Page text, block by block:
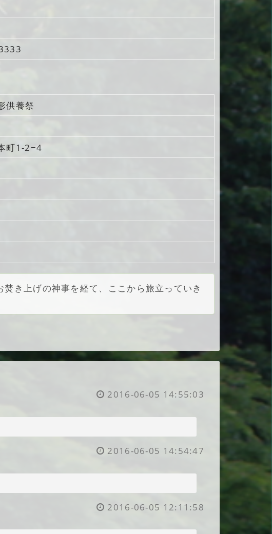
供養祭
町1-2−4
き上げの神事を経て、ここから旅立っていき
2016-06-05 14:55:03
2016-06-05 14:54:47
2016-06-05 12:11:58